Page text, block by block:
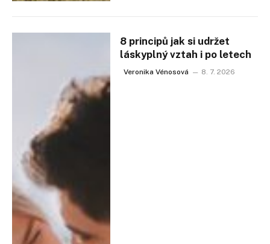
8 principů jak si udržet
láskyplný vztah i po letech
Veronika Vénosová 8. 7. 2026